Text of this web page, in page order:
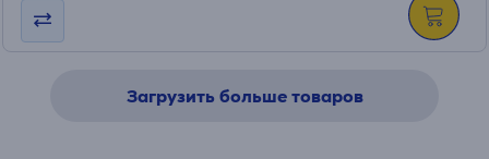
Загрузить больше товаров